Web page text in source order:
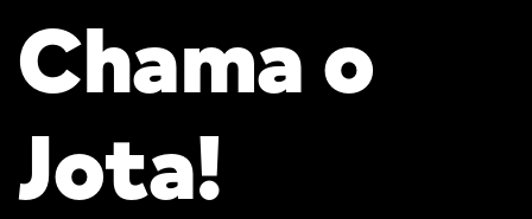
Chama o
Jota!